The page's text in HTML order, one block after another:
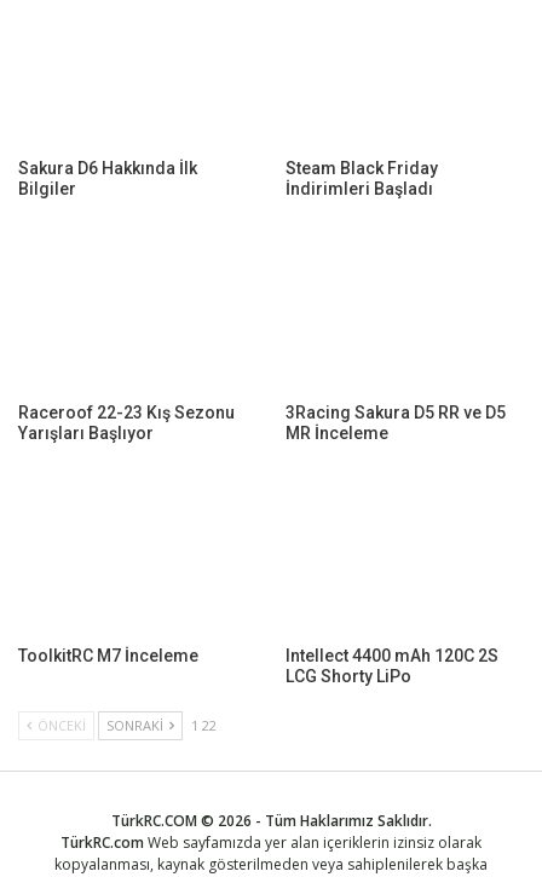
Sakura D6 Hakkında İlk
Bilgiler
Steam Black Friday
İndirimleri Başladı
Raceroof 22-23 Kış Sezonu
Yarışları Başlıyor
3Racing Sakura D5 RR ve D5
MR İnceleme
ToolkitRC M7 İnceleme
Intellect 4400 mAh 120C 2S
LCG Shorty LiPo
ÖNCEKI SONRAKI 1 22
TürkRC.COM © 2026 - Tüm Haklarımız Saklıdır.
TürkRC.comWeb sayfamızda yer alan içeriklerin izinsiz olarak
kopyalanması, kaynak gösterilmeden veya sahiplenilerek başka